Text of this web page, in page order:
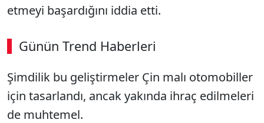
etmeyi başardığını iddia etti.
Günün Trend Haberleri
Şimdilik bu geliştirmeler Çin malı otomobiller
için tasarlandı, ancak yakında ihraç edilmeleri
de muhtemel.